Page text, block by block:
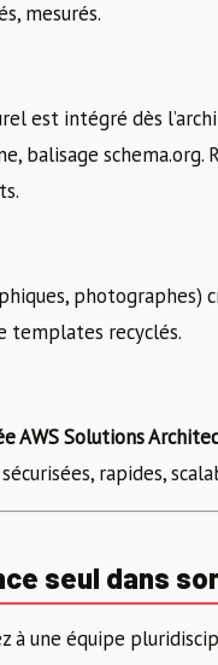
mesurés.
est intégré dès
balisage schema.org.
photographes)
templates recyclés.
AWS Solutions
rapides,
seul dans
à une équipe